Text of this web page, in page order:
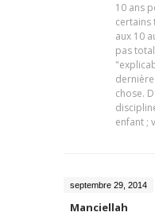
10 ans
certains
aux 10
pas
chose.
enfant ;
septembre 29, 2014
Manciellah